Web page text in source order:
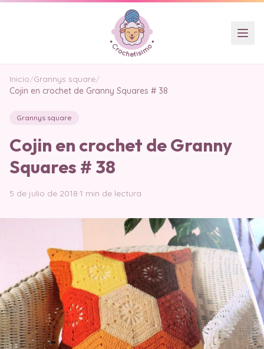
Inicio/Grannys square/
Cojin en crochet de Granny Squares # 38
Grannys square
Cojin en crochet de Granny
Squares # 38
5 de julio de 2018·1 min de lectura